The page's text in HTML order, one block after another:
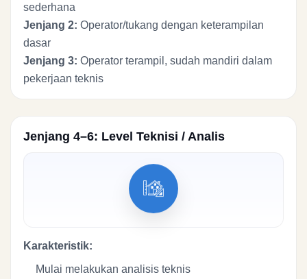
sederhana
Jenjang 2: Operator/tukang dengan keterampilan
dasar
Jenjang 3: Operator terampil, sudah mandiri dalam
pekerjaan teknis
Jenjang 4–6: Level Teknisi / Analis
Karakteristik:
Mulai melakukan analisis teknis